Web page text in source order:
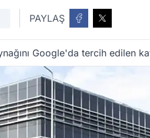
PAYLAŞ
Google'da tercih edilen